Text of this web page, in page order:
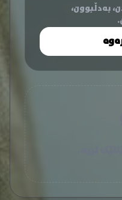
بەدڵبوون،